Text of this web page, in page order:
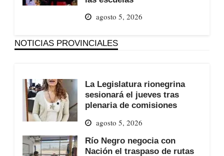
agosto 5, 2026
NOTICIAS PROVINCIALES
La Legislatura rionegrina
sesionará el jueves tras
plenaria de comisiones
agosto 5, 2026
Río Negro negocia con
Nación el traspaso de rutas